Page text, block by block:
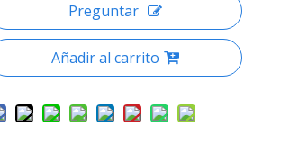
Preguntar
Añadir al carrito